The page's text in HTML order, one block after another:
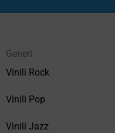
Generi
Vinili Rock
Vinili Pop
Vinili Jazz